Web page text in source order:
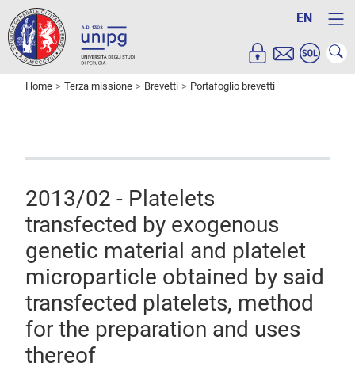
EN
Home Terza missione Brevetti Portafoglio brevetti
2013/02 - Platelets
transfected by exogenous
genetic material and platelet
microparticle obtained by said
transfected platelets, method
for the preparation and uses
thereof